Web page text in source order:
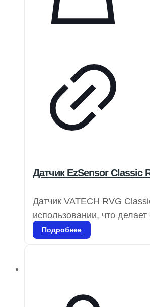
Датчик EzSensor
Датчик VATECH RVG
использовании, что
одной комнаты в другую,
Подробнее